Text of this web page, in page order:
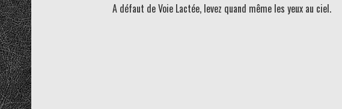
A défaut de Voie Lactée, levez quand même les yeux au ciel.